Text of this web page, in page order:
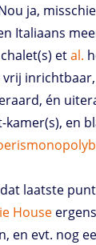
ja,
Italiaans
etal.
vrij
én
kamer(s), en
laatste
House
en evt. nog